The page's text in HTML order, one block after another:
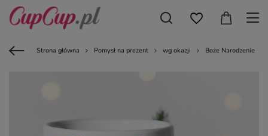
Strona główna Pomysł na prezent wg okazji Boże Narodzenie